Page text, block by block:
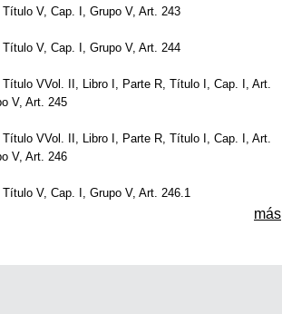
V, Cap. I, Grupo V, Art. 243
V, Cap. I, Grupo V, Art. 244
VVol. II, Libro I, Parte R, Título I, Cap. I, Art.
V, Art. 245
VVol. II, Libro I, Parte R, Título I, Cap. I, Art.
V, Art. 246
V, Cap. I, Grupo V, Art. 246.1
más